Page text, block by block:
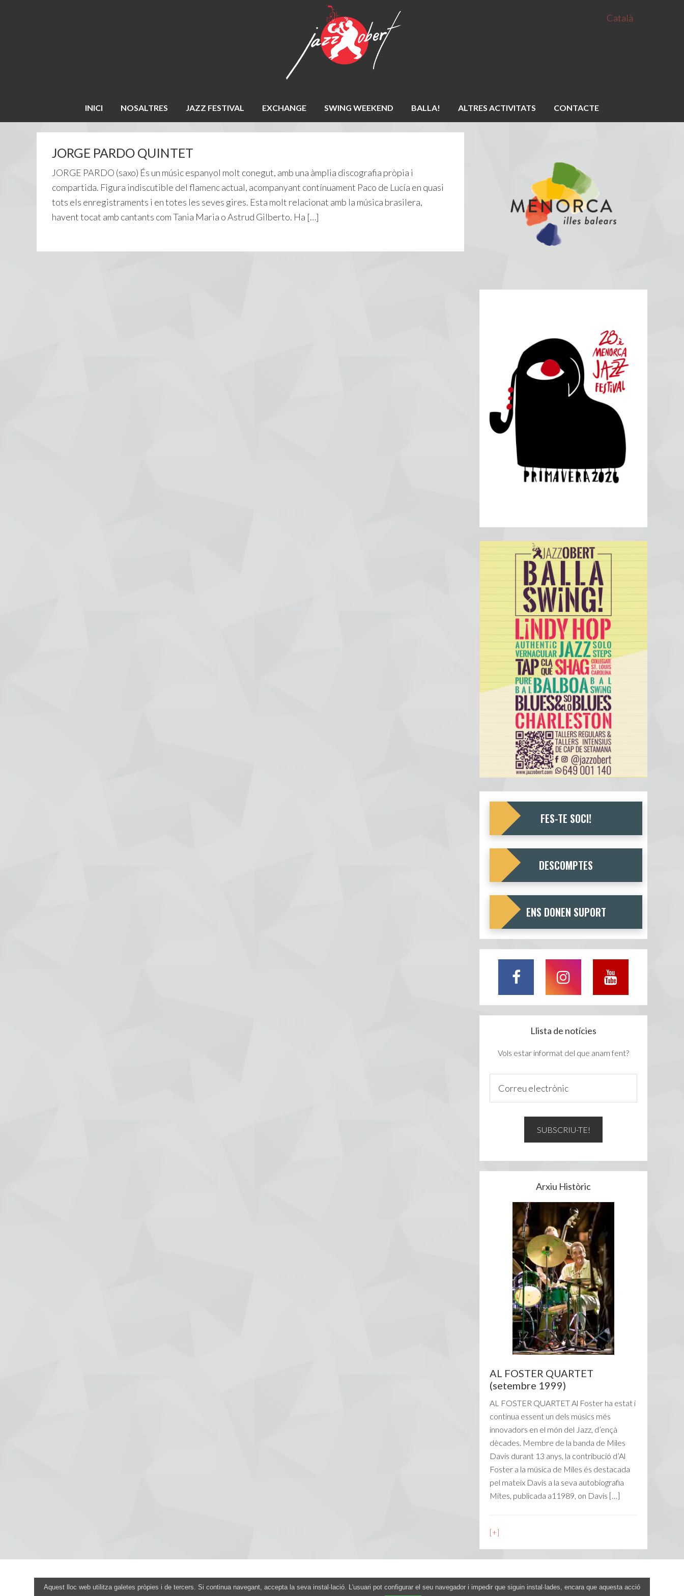
Català
INICI NOSALTRES JAZZ FESTIVAL EXCHANGE SWING WEEKEND BALLA! ALTRES ACTIVITATS CONTACTE
JORGE PARDO QUINTET
JORGE PARDO (saxo) És un músic espanyol molt conegut, amb una àmplia discografia pròpia i
compartida. Figura indiscutible del flamenc actual, acompanyant contínuament Paco de Lucía en quasi
tots els enregistraments i en totes les seves gires. Esta molt relacionat amb la música brasilera,
havent tocat amb cantants com Tania Maria o Astrud Gilberto. Ha […]
FES-TE SOCI!
DESCOMPTES
ENS DONEN SUPORT
Llista de notícies
Vols estar informat del que anam fent?
Arxiu Històric
AL FOSTER QUARTET
(setembre 1999)
AL FOSTER QUARTET Al Foster ha estat i
continua essent un dels músics més
innovadors en el món del Jazz, d’ençà
dècades. Membre de la banda de Miles
Davis durant 13 anys, la contribució d’Al
Foster a la música de Miles és destacada
pel mateix Davis a la seva autobiografia
Mites, publicada a11989, on Davis […]
[+]
Avís legal
Entra
Jazz Obert © 2026
Aquest lloc web utilitza galetes pròpies i de tercers. Si continua navegant, accepta la seva instal·lació. L'usuari pot configurar el seu navegador i impedir que siguin instal·lades, encara que aquesta acció